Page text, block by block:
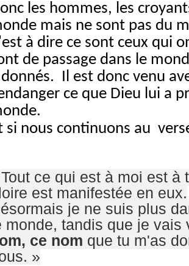
les hommes, les
mais ne sont pas du
à dire ce sont ceux qui
de passage dans le
Il est donc venu
ce que Dieu lui a
si nous continuons au
Tout ce qui est à moi est à
est manifestée en eux.
je ne suis plus
monde, tandis que je
ce nom que tu m'as
»